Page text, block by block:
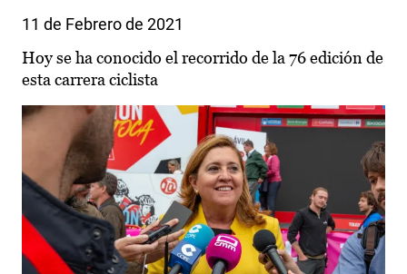
11 de Febrero de 2021
Hoy se ha conocido el recorrido de la 76 edición de
esta carrera ciclista